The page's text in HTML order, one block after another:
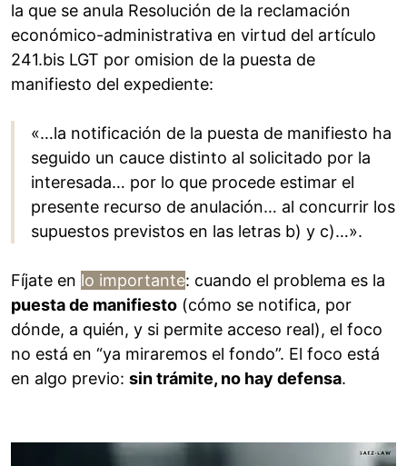
la que se anula Resolución de la reclamación
económico-administrativa en virtud del artículo
241.bis LGT por omision de la puesta de
manifiesto del expediente:
«…la notificación de la puesta de manifiesto ha
seguido un cauce distinto al solicitado por la
interesada… por lo que procede estimar el
presente recurso de anulación… al concurrir los
supuestos previstos en las letras b) y c)…».
Fíjate en lo importante: cuando el problema es la
puesta de manifiesto (cómo se notifica, por
dónde, a quién, y si permite acceso real), el foco
no está en “ya miraremos el fondo”. El foco está
en algo previo: sin trámite, no hay defensa.